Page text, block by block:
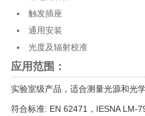
触发插座
通用安装
光度及辐射校准
应用范围：
实验室级产品，适合测量光源和光
符合标准: EN 62471，IESNA LM-